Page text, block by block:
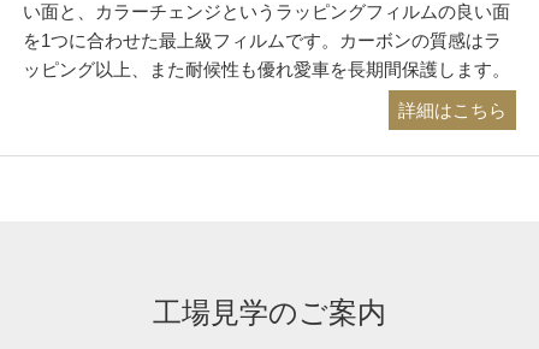
い面と、カラーチェンジというラッピングフィルムの良い面
を1つに合わせた最上級フィルムです。カーボンの質感はラ
ッピング以上、また耐候性も優れ愛車を長期間保護します。
詳細はこちら
工場見学のご案内